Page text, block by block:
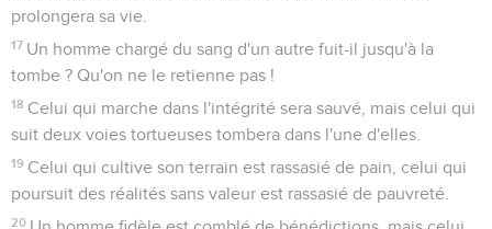
prolongera sa vie.
17 Un homme chargé du sang d'un autre fuit-il jusqu'à la
tombe ? Qu'on ne le retienne pas !
18 Celui qui marche dans l'intégrité sera sauvé, mais celui qui
suit deux voies tortueuses tombera dans l'une d'elles.
19 Celui qui cultive son terrain est rassasié de pain, celui qui
poursuit des réalités sans valeur est rassasié de pauvreté.
20